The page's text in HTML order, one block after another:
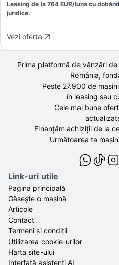
Leasing de la 764 EUR/luna cu
juridice.
Vezi oferta
Prima platformă de vânzări
România,
Peste 27.900 de
în leasing sau
Cele mai bune
Finanțăm achiziții de la
Următoarea ta
Link-uri utile
Pagina principală
Găsește o mașină
Articole
Contact
Termeni și condiții
Utilizarea cookie-urilor
Harta site-ului
Interfață asistenți AI